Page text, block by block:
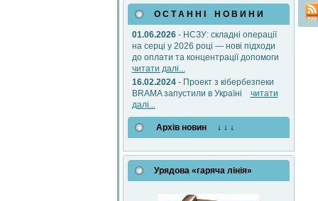
О С Т А Н Н І Н О В И Н И
01.06.2026- НСЗУ: складні операції
на серці у 2026 році — нові підходи
до оплати та концентрації допомоги
читати далі...
16.02.2024- Проект з кібербезпеки
BRAMA запустили в Україні читати
далі...
Архів новин ↓ ↓ ↓
Урядова «гаряча лінія»